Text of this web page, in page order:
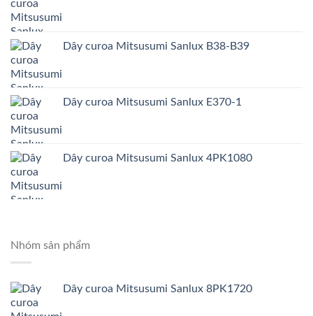
Dây curoa Mitsusumi Sanlux B38-B39
Dây curoa Mitsusumi Sanlux E370-1
Dây curoa Mitsusumi Sanlux 4PK1080
Nhóm sản phẩm
Dây curoa Mitsusumi Sanlux 8PK1720